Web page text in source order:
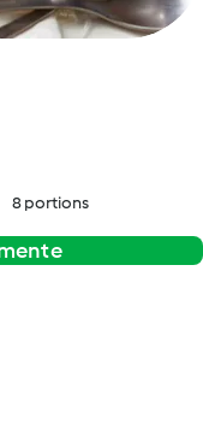
8 portions